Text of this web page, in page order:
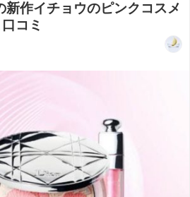
新作イチョウのピンクコスメ
コミ